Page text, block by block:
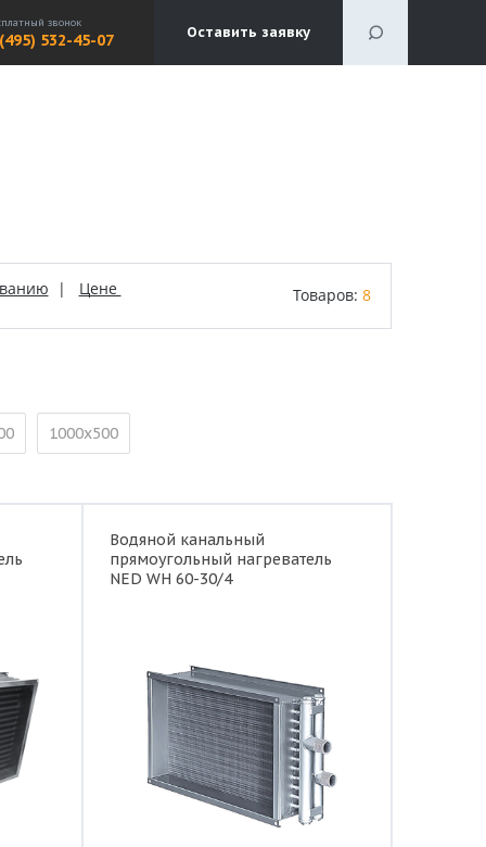
звонок
532-45-07 Оставить заявку
| Цене Товаров: 8
1000х500
Водяной канальный
прямоугольный нагреватель
NED WH 60-30/4